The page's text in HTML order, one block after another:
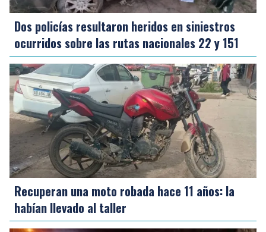
Dos policías resultaron heridos en siniestros
ocurridos sobre las rutas nacionales 22 y 151
Recuperan una moto robada hace 11 años: la
habían llevado al taller